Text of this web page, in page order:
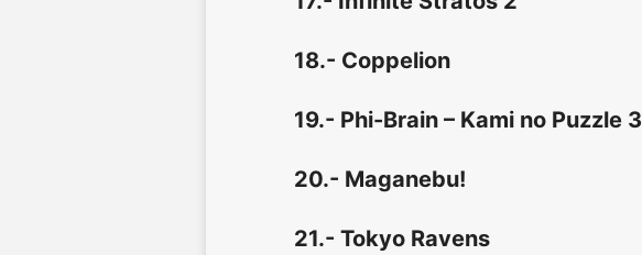
18.- Coppelion
19.- Phi-Brain – Kami no Puzzle 3
20.- Maganebu!
21.- Tokyo Ravens